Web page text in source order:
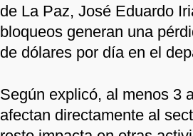
de La Paz, José Eduardo
bloqueos generan una
de dólares por día en el
Según explicó, al menos 3
afectan directamente al